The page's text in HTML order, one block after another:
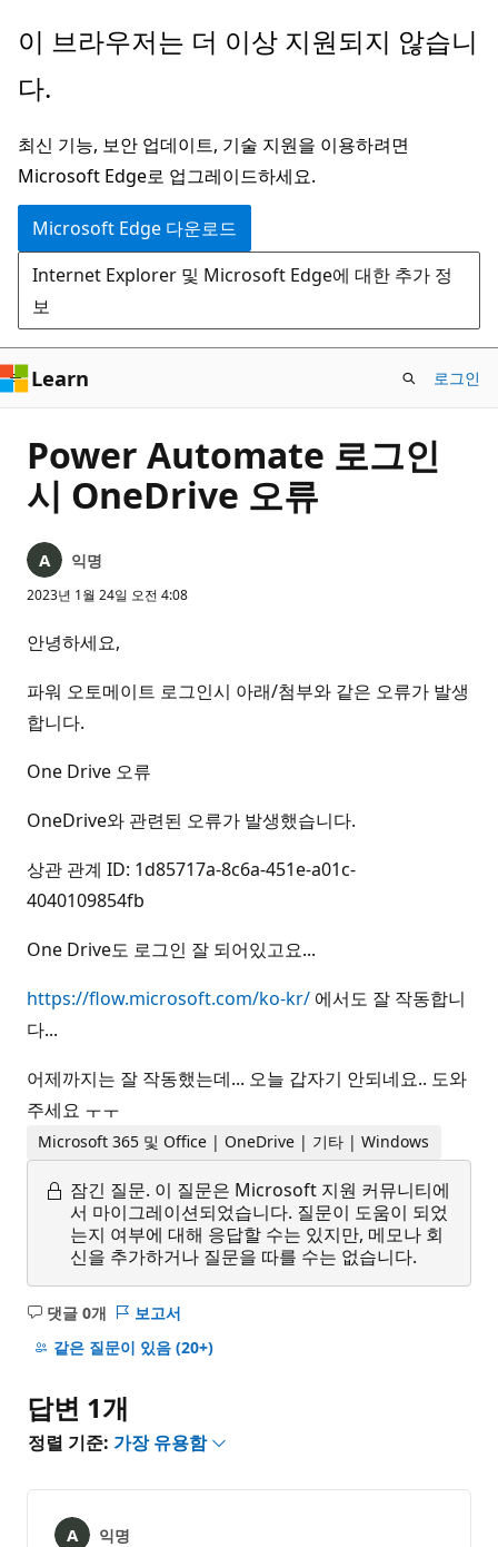
주
콘
츠
로
건
너
뛰
기
이 브라우저는 더 이상 지원되지 않습니
다.
최신 기능, 보안 업데이트, 기술 지원을 이용하려면
Microsoft Edge로 업그레이드하세요.
Microsoft Edge 다운로드
Internet Explorer 및 Microsoft Edge에 대한 추가 정
보
Learn 로그인
Power Automate 로그인
시 OneDrive 오류
익명
2023년 1월 24일 오전 4:08
안녕하세요,
파워 오토메이트 로그인시 아래/첨부와 같은 오류가 발생
합니다.
One Drive 오류
OneDrive와 관련된 오류가 발생했습니다.
상관 관계 ID: 1d85717a-8c6a-451e-a01c-
4040109854fb
One Drive도 로그인 잘 되어있고요...
https://flow.microsoft.com/ko-kr/ 에서도 잘 작동합니
다...
어제까지는 잘 작동했는데... 오늘 갑자기 안되네요.. 도와
주세요 ㅜㅜ
Microsoft 365 및 Office | OneDrive | 기타 | Windows
잠긴 질문. 이 질문은 Microsoft 지원 커뮤니티에
서 마이그레이션되었습니다. 질문이 도움이 되었
는지 여부에 대해 응답할 수는 있지만, 메모나 회
신을 추가하거나 질문을 따를 수는 없습니다.
댓글 0개
설
명
음
보고서
같은 질문이 있음 (20+)
답변 1개
정렬 기준: 가장 유용함
익명